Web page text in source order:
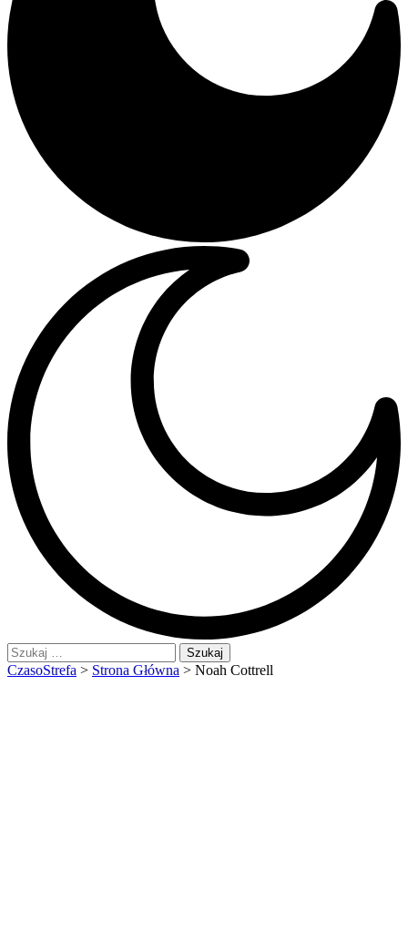
Szukaj:
CzasoStrefa > Strona Główna > Noah Cottrell